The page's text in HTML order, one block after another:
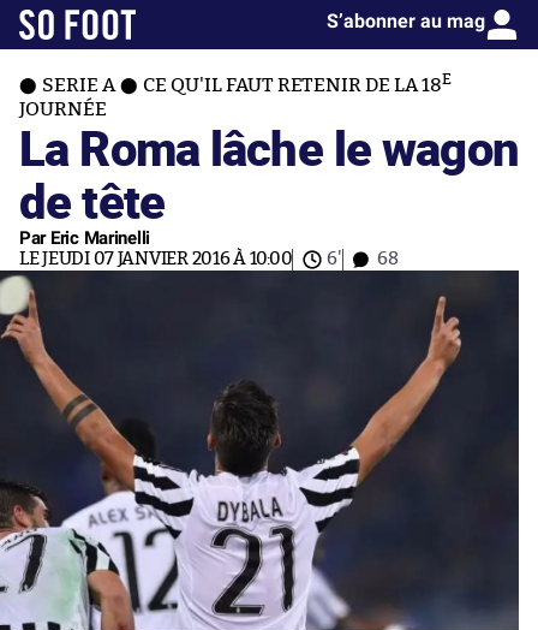
S’abonner au mag
SERIE A CE QU'IL FAUT RETENIR DE LA 18E
JOURNÉE
La Roma lâche le wagon
de tête
Par Eric Marinelli
LE JEUDI 07 JANVIER 2016 À 10:00 6' 68